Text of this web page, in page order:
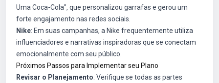
Uma Coca-Cola", que personalizou garrafas e gerou um
forte engajamento nas redes sociais.
Nike: Em suas campanhas, a Nike frequentemente utiliza
influenciadores e narrativas inspiradoras que se conectam
emocionalmente com seu público.
Próximos Passos para Implementar seu Plano
Revisar o Planejamento: Verifique se todas as partes